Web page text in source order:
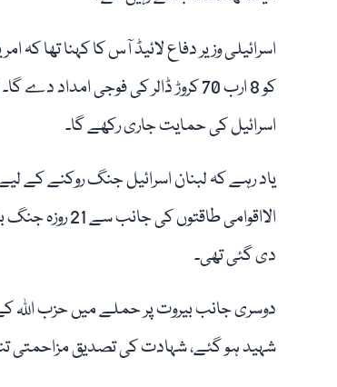
اسرائیلی وزیر دفاع لائیڈ آس کا کہنا تھا کہ
کو 8 ارب 70 کروڑ ڈالر کی فوجی امداد دے
اسرائیل کی حمایت جاری رکھے گا۔
یاد رہے کہ لبنان اسرائیل جنگ روکنے کے
الااقوامی طاقتوں کی
دی گئی تھی۔
دوسری جانب بیروت پر حملے میں حزب اللہ
شہید ہو گئے، شہادت کی تصدیق مزاحمتی